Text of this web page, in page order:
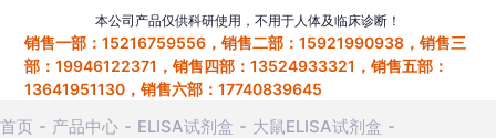
本公司产品仅供科研使用，不用于人体及临床诊断！
销售一部：15216759556，销售二部：15921990938，销售三
部：19946122371，销售四部：13524933321，销售五部：
13641951130，销售六部：17740839645
首页 产品中心 ELISA试剂盒
大鼠ELISA试剂盒